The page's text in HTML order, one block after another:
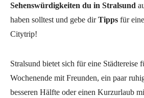
Sehenswürdigkeiten du in Stralsund
haben solltest und gebe dirTipps für
Citytrip!
Stralsund bietet sich für eine Städtereise
Wochenende mit Freunden, ein paar
besseren Hälfte oder einen Kurzurlaub